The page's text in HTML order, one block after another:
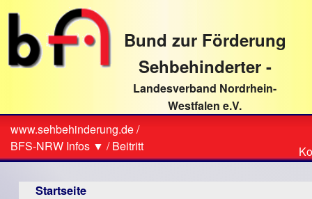
direkt
Textinhalt
Bund zur Förderung
Sehbehinderter -
Landesverband Nordrhein-
Westfalen e.V.
Sie
sind
hier
www.sehbehinderung.de/
BFS-NRW Infos ▼ /Beitritt
Startseite